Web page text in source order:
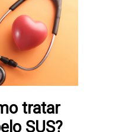
tratar
SUS?